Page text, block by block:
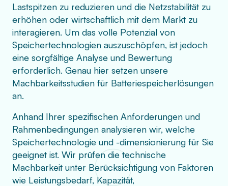
Lastspitzen zu reduzieren und die Netzstabilität zu
erhöhen oder wirtschaftlich mit dem Markt zu
interagieren. Um das volle Potenzial von
Speichertechnologien auszuschöpfen, ist jedoch
eine sorgfältige Analyse und Bewertung
erforderlich. Genau hier setzen unsere
Machbarkeitsstudien für Batteriespeicherlösungen
an.
Anhand Ihrer spezifischen Anforderungen und
Rahmenbedingungen analysieren wir, welche
Speichertechnologie und -dimensionierung für Sie
geeignet ist. Wir prüfen die technische
Machbarkeit unter Berücksichtigung von Faktoren
wie Leistungsbedarf, Kapazität,